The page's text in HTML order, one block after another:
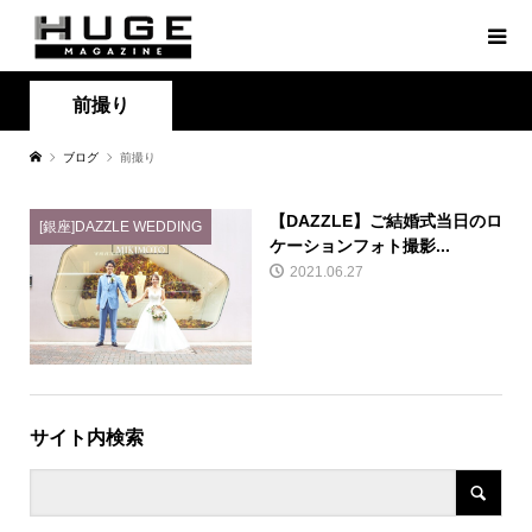
前撮り
ブログ 前撮り
[銀座]DAZZLE WEDDING
【DAZZLE】ご結婚式当日のロ
ケーションフォト撮影...
2021.06.27
サイト内検索